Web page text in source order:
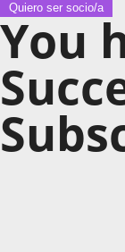
Quiero ser socio/a
You